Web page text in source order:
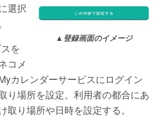
▲登録画面のイメージ
選択
を
コメ
カレンダーサービスにログイン
り場所を設定。利用者の都合にあ
取り場所や日時を設定する。